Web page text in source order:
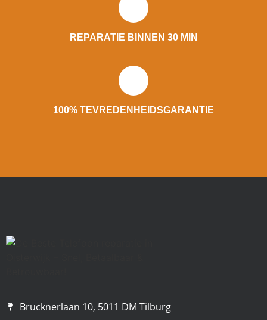
REPARATIE BINNEN 30 MIN
100% TEVREDENHEIDSGARANTIE
Brucknerlaan 10, 5011 DM Tilburg